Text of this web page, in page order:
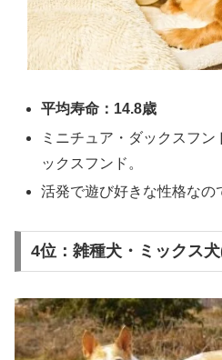
平均寿命：14.8歳
ミニチュア・ダックスフ
ックスフンド。
活発で遊び好きな性格なの
4位：雑種犬・ミックス